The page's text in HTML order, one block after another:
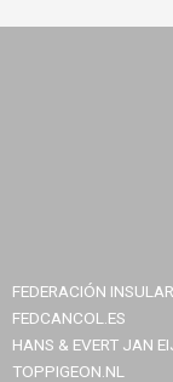
FEDERACIÓN
FEDCANCOL.ES
HANS & EVERT JAN
TOPPIGEON.NL